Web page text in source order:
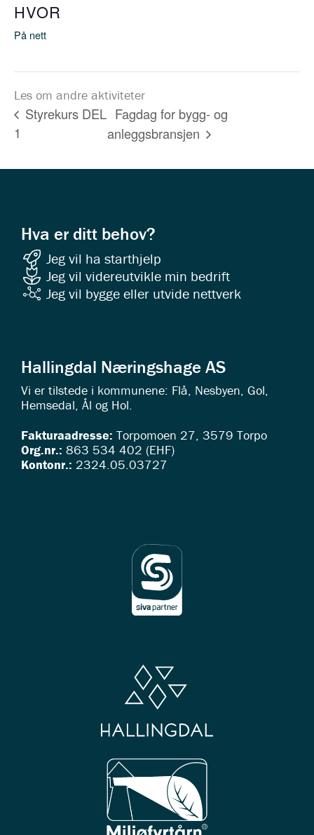
HVOR
På nett
Les om andre aktiviteter
Styrekurs DEL
1
Fagdag for bygg- og
anleggsbransjen
Hva er ditt behov?
Jeg vil ha starthjelp
Jeg vil videreutvikle min bedrift
Jeg vil bygge eller utvide nettverk
Hallingdal Næringshage AS
Vi er tilstede i kommunene: Flå, Nesbyen, Gol,
Hemsedal, Ål og Hol.
Fakturaadresse: Torpomoen 27, 3579 Torpo
Org.nr.: 863 534 402 (EHF)
Kontonr.: 2324.05.03727